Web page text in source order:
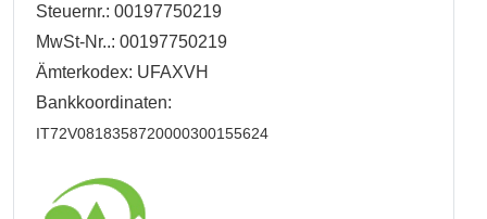
Steuernr.: 00197750219
MwSt-Nr..: 00197750219
Ämterkodex: UFAXVH
Bankkoordinaten:
IT72V0818358720000300155624